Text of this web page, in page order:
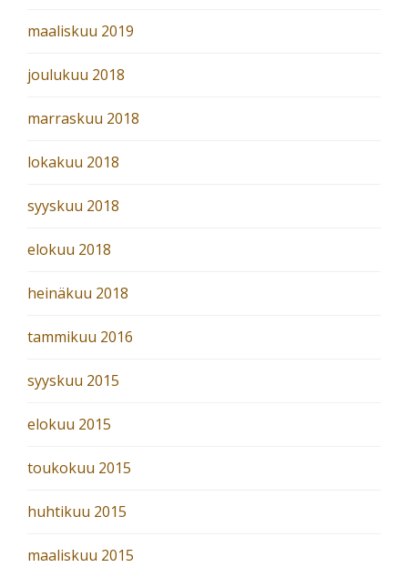
maaliskuu 2019
joulukuu 2018
marraskuu 2018
lokakuu 2018
syyskuu 2018
elokuu 2018
heinäkuu 2018
tammikuu 2016
syyskuu 2015
elokuu 2015
toukokuu 2015
huhtikuu 2015
maaliskuu 2015